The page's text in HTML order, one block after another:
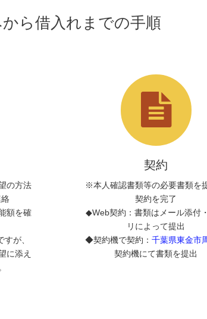
ら借入れまでの手順
の方法
額を確
が、
に添え
契約
※本人確認書類等の必要書類を
契約を完了
◆Web契約：書類はメール添付
リによって提出
◆契約機で契約：千葉県東金市
契約機にて書類を提出